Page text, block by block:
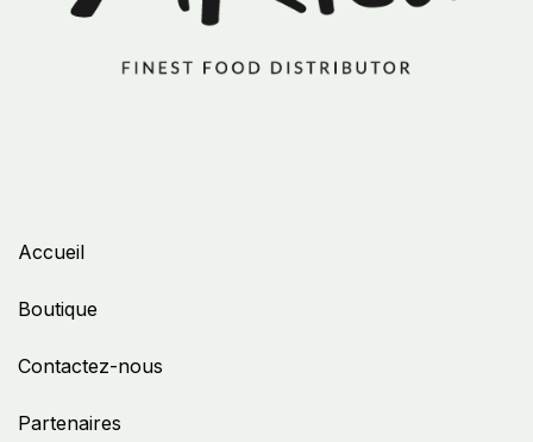
Accueil
Boutique
Contactez-nous
Partenaires